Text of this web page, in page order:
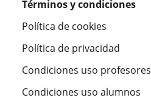
Términos y condiciones
Política de cookies
Política de privacidad
Condiciones uso profesores
Condiciones uso alumnos